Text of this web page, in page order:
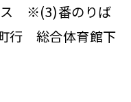
ス ※(3)番のりば
行 総合体育館下